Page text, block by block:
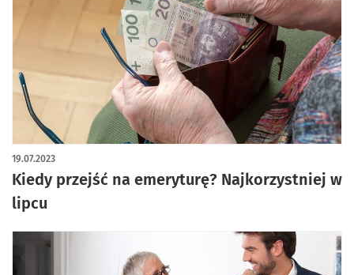
Kiedy przejść na emeryturę? Najkorzystniej w
lipcu
19.07.2023